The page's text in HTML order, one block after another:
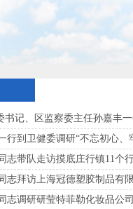
书记、区监察委主任孙嘉丰
行到卫健委调研“不忘初心、
志带队走访摸底庄行镇11个
志拜访上海冠德塑胶制品有
志调研研莹特菲勒化妆品公司